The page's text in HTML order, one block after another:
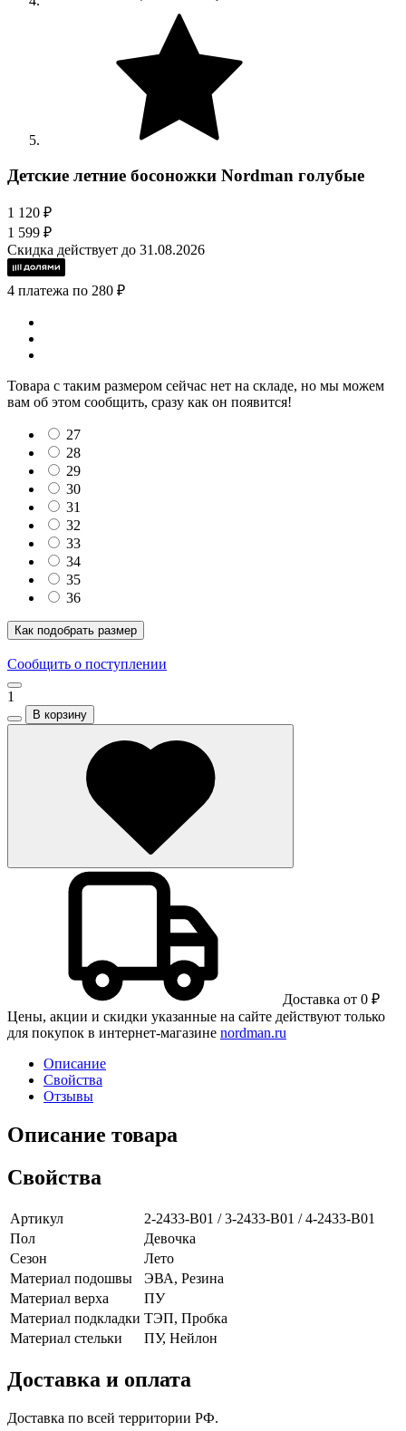
Детские летние босоножки Nordman голубые
1 120 ₽
1 599 ₽
Скидка действует до 31.08.2026
4 платежа по 280 ₽
Товара с таким размером сейчас нет на складе, но мы можем
вам об этом сообщить, сразу как он появится!
27
28
29
30
31
32
33
34
35
36
Как подобрать размер
Сообщить о поступлении
1
В корзину
Доставка от 0 ₽
Цены, акции и скидки указанные на сайте действуют только
для покупок в интернет-магазине nordman.ru
Описание
Свойства
Отзывы
Описание товара
Свойства
Артикул
2-2433-B01 / 3-2433-B01 / 4-2433-B01
Пол
Девочка
Сезон
Лето
Материал подошвы
ЭВА, Резина
Материал верха
ПУ
Материал подкладки ТЭП, Пробка
Материал стельки
ПУ, Нейлон
Доставка и оплата
Доставка по всей территории РФ.